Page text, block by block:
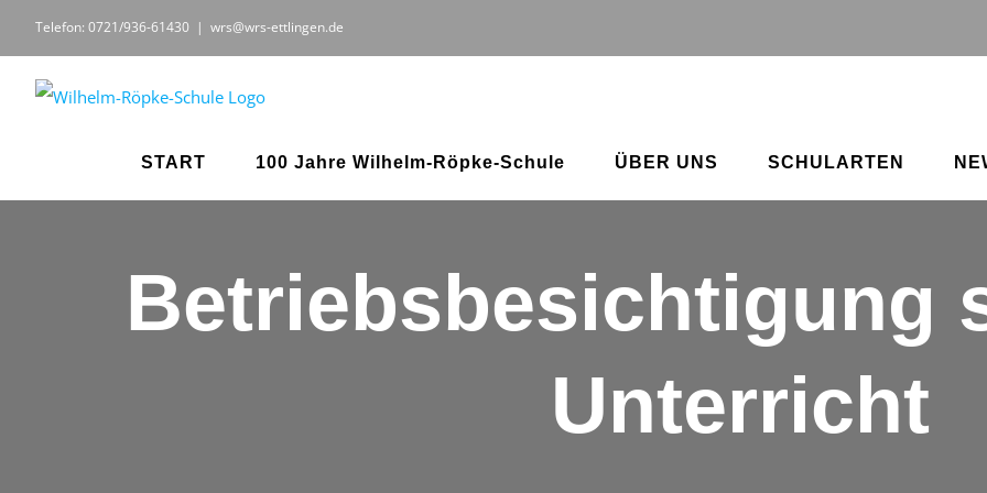
Inhalt
springen
Telefon: 0721/936-61430 | wrs@wrs-ettlingen.de
START 100 Jahre Wilhelm-Röpke-Schule ÜBER UNS SCHULARTEN
Betriebsbesichtigung
Unterricht